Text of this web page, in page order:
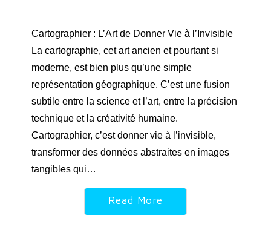
Cartographier : L’Art de Donner Vie à l’Invisible
La cartographie, cet art ancien et pourtant si
moderne, est bien plus qu’une simple
représentation géographique. C’est une fusion
subtile entre la science et l’art, entre la précision
technique et la créativité humaine.
Cartographier, c’est donner vie à l’invisible,
transformer des données abstraites en images
tangibles qui…
Read More